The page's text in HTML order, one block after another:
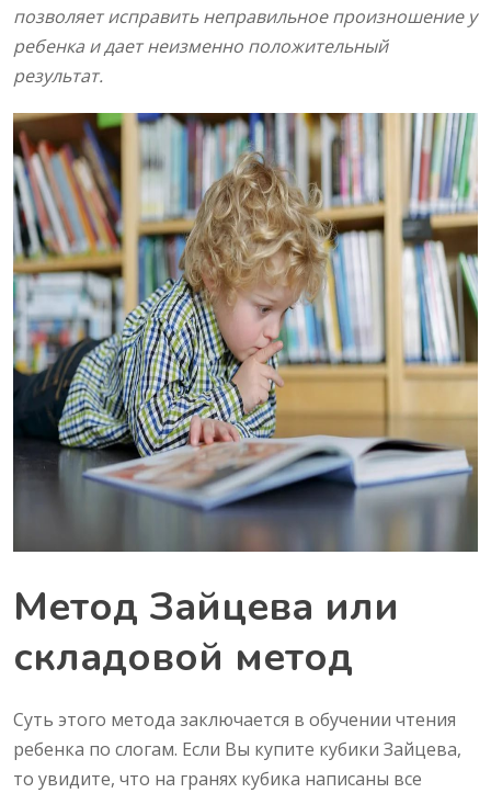
позволяет исправить неправильное произношение у
ребенка и дает неизменно положительный
результат.
Метод Зайцева или
складовой метод
Суть этого метода заключается в обучении чтения
ребенка по слогам. Если Вы купите кубики Зайцева,
то увидите, что на гранях кубика написаны все